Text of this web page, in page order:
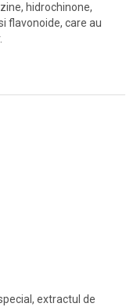
hidrochinone,
flavonoide, care au
extractul de